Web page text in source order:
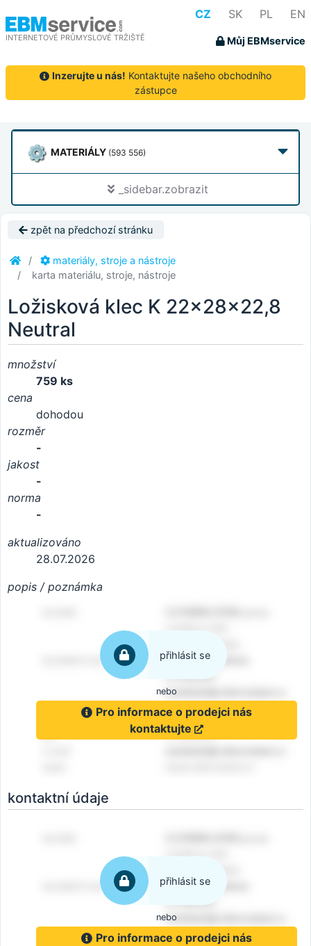
INTERNETOVÉ PRŮMYSLOVÉ TRŽIŠTĚ
CZ SK PL EN
Můj EBMservice
Inzerujte u nás! Kontaktujte našeho obchodního
zástupce
MATERIÁLY (593 556)
_sidebar.zobrazit
zpět na předchozí stránku
materiály, stroje a nástroje
karta materiálu, stroje, nástroje
Ložisková klec K 22x28x22,8
Neutral
množství
759 ks
cena
dohodou
rozměr
-
jakost
-
norma
-
aktualizováno
28.07.2026
popis / poznámka
přihlásit se
nebo
Pro informace o prodejci nás
kontaktujte
kontaktní údaje
přihlásit se
nebo
Pro informace o prodejci nás